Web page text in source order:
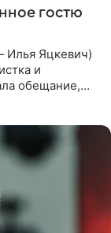
гостю
Илья Яцкевич)
и
обещание,